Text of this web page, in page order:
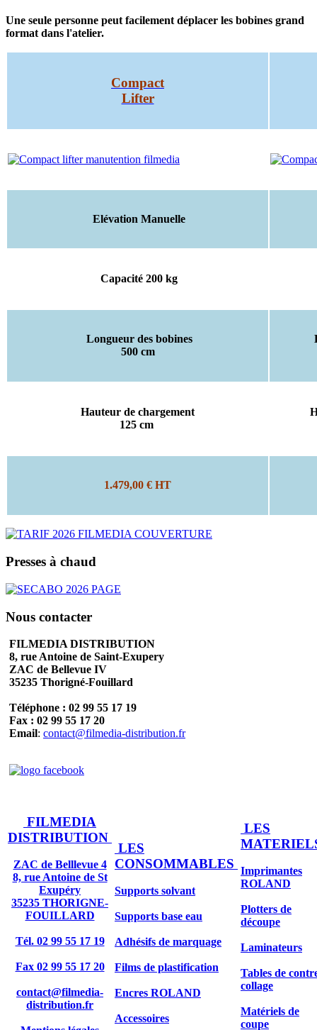
Une seule personne peut facilement déplacer les bobines grand
format dans l'atelier.
Compact
Lifter
Elévation Manuelle
Capacité 200 kg
Longueur des bobines
500 cm
Hauteur de chargement
125 cm
1.479,00 € HT
Presses à chaud
Nous contacter
FILMEDIA DISTRIBUTION
8, rue Antoine de Saint-Exupery
ZAC de Bellevue IV
35235 Thorigné-Fouillard
Téléphone : 02 99 55 17 19
Fax : 02 99 55 17 20
Email: contact@filmedia-distribution.fr
FILMEDIA
DISTRIBUTION
ZAC de Belllevue 4
8, rue Antoine de St
Exupéry
35235 THORIGNE-
FOUILLARD
Tél. 02 99 55 17 19
Fax 02 99 55 17 20
contact@filmedia-
distribution.fr
LES
CONSOMMABLES
Supports solvant
Supports base eau
Adhésifs de marquage
Films de plastification
Encres ROLAND
Accessoires
LES
Imprimantes
ROLAND
Plotters de
découpe
Laminateurs
Tables de
collage
Matériels de
coupe